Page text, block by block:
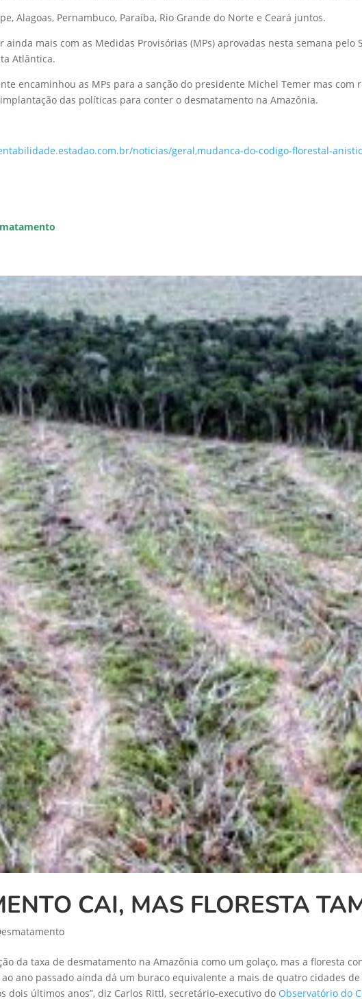
Alagoas, Pernambuco, Paraíba, Rio Grande do Norte e Ceará juntos.
ainda mais com as Medidas Provisórias (MPs) aprovadas nesta semana
Atlântica.
encaminhou as MPs para a sanção do presidente Michel Temer mas com
das políticas para conter o desmatamento na Amazônia.
noticias/geral,mudanca-do-codigo-florestal-
CAI, MAS FLORESTA
da taxa de desmatamento na Amazônia como um golaço, mas a floresta
ano passado ainda dá um buraco equivalente a mais de quatro cidades de
dois últimos anos”, diz Carlos Rittl, secretário-executivo do Observatório do